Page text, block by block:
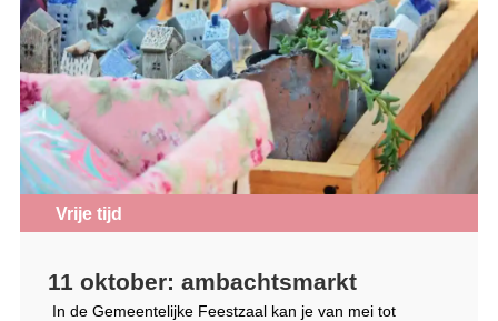
Vrije tijd
11 oktober: ambachtsmarkt
In de Gemeentelijke Feestzaal kan je van mei tot